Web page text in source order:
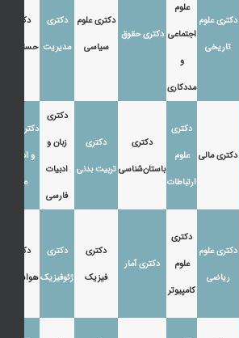
دکتری علوم
تاریخی
علوم
اجتماعی
و
مددکاری
دکتری حقوق
دکتری علوم
سیاسی
دکتری
مدیریت
دکتری
حسابداری
دکتری مالی
دکتری
علوم
ارتباطات
دکتری
باستان‌شناسی
دکتری
تربیت بدنی
دکتری
زبان و
ادبیات
فارسی
دکتری زبان
و ادبیات
عرب
دکتری علوم
ریاضی
دکتری
علوم
کامپیوتر
دکتری آمار
دکتری
فیزیک
دکتری
ژئوفیزیک
دکتری
هواشناسی